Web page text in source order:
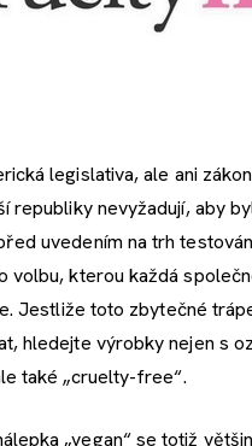
legislativa, ale ani
republiky nevyžadují, aby
uvedením na trh
volbu, kterou každá
Jestliže toto zbytečné
hledejte výrobky nejen s
také „cruelty-free“.
„vegan“ se totiž